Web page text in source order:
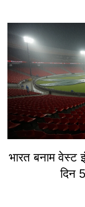
भारत बनाम वेस्ट
दिन